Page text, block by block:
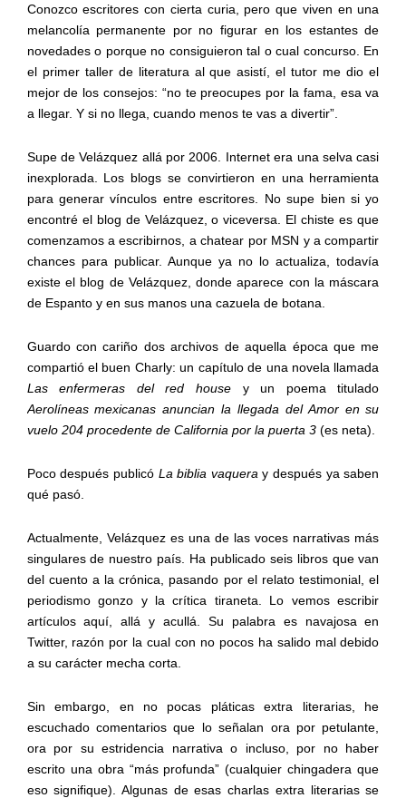
Conozco escritores con cierta curia, pero que viven en una
melancolía permanente por no figurar en los estantes de
novedades o porque no consiguieron tal o cual concurso. En
el primer taller de literatura al que asistí, el tutor me dio el
mejor de los consejos: “no te preocupes por la fama, esa va
a llegar. Y si no llega, cuando menos te vas a divertir”.
Supe de Velázquez allá por 2006. Internet era una selva casi
inexplorada. Los blogs se convirtieron en una herramienta
para generar vínculos entre escritores. No supe bien si yo
encontré el blog de Velázquez, o viceversa. El chiste es que
comenzamos a escribirnos, a chatear por MSN y a compartir
chances para publicar. Aunque ya no lo actualiza, todavía
existe el blog de Velázquez, donde aparece con la máscara
de Espanto y en sus manos una cazuela de botana.
Guardo con cariño dos archivos de aquella época que me
compartió el buen Charly: un capítulo de una novela llamada
Las enfermeras del red house y un poema titulado
Aerolíneas mexicanas anuncian la llegada del Amor en su
vuelo 204 procedente de California por la puerta 3 (es neta).
Poco después publicó La biblia vaquera y después ya saben
qué pasó.
Actualmente, Velázquez es una de las voces narrativas más
singulares de nuestro país. Ha publicado seis libros que van
del cuento a la crónica, pasando por el relato testimonial, el
periodismo gonzo y la crítica tiraneta. Lo vemos escribir
artículos aquí, allá y acullá. Su palabra es navajosa en
Twitter, razón por la cual con no pocos ha salido mal debido
a su carácter mecha corta.
Sin embargo, en no pocas pláticas extra literarias, he
escuchado comentarios que lo señalan ora por petulante,
ora por su estridencia narrativa o incluso, por no haber
escrito una obra “más profunda” (cualquier chingadera que
eso signifique). Algunas de esas charlas extra literarias se